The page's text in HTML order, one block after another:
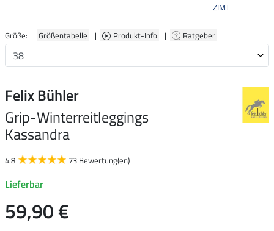
ZIMT
Größe: | Größentabelle | Produkt-Info | Ratgeber
Felix Bühler
Grip-Winterreitleggings
Kassandra
4.8 73 Bewertung(en)
Lieferbar
59,90 €